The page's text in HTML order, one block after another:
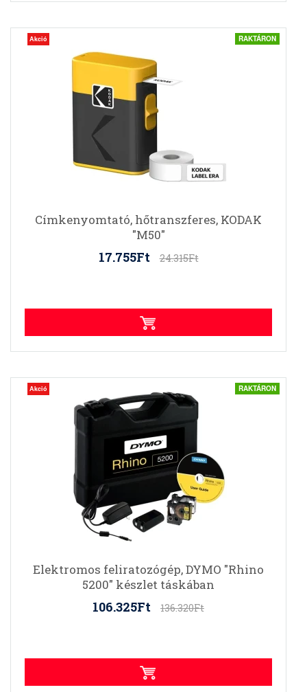
Akció RAKTÁRON
Címkenyomtató, hőtranszferes, KODAK
"M50"
17.755Ft 24.315Ft
Akció RAKTÁRON
Elektromos feliratozógép, DYMO "Rhino
5200" készlet táskában
106.325Ft 136.320Ft